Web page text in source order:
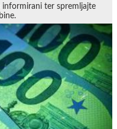
informirani ter spremljajte